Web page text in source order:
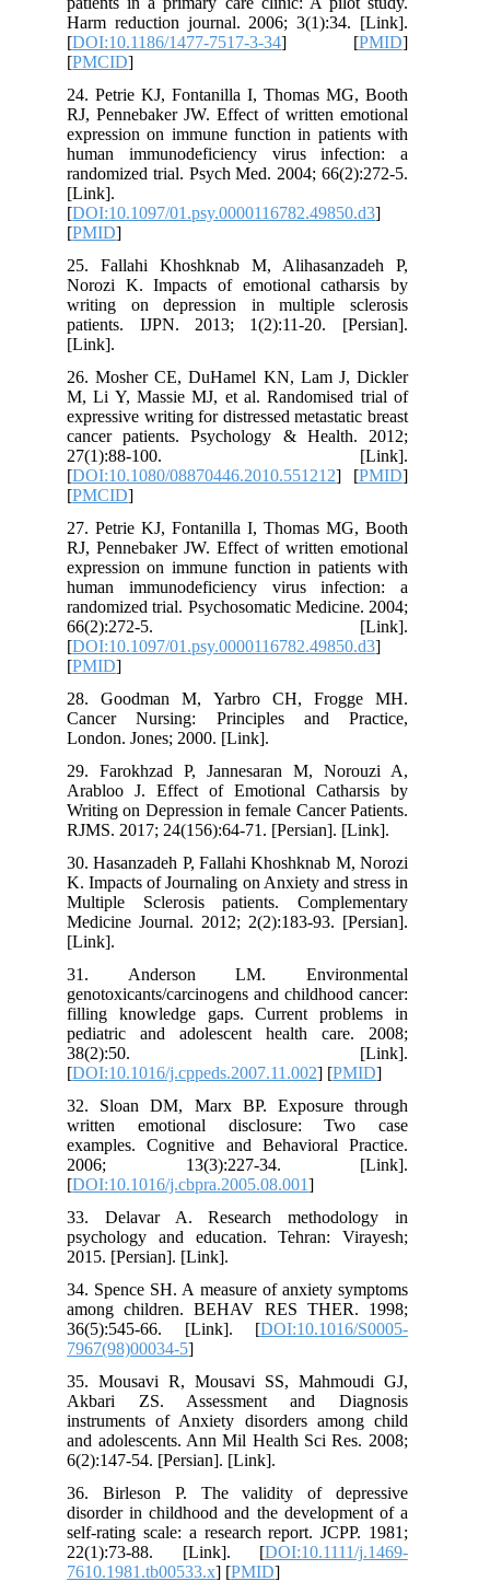
Harm reduction journal. 2006; 3(1):34. [Link].
[DOI:10.1186/1477-7517-3-34 ] [PMID
[PMCID
24. Petrie KJ, Fontanilla I, Thomas MG, Booth
RJ, Pennebaker JW. Effect of written emotional
expression on immune function in patients with
human immunodeficiency virus infection: a
randomized trial. Psych Med. 2004; 66(2):272-5.
[Link].
[DOI:10.1097/01.psy.0000116782.49850.d3
[PMID
25. Fallahi Khoshknab M, Alihasanzadeh P,
Norozi K. Impacts of emotional catharsis by
writing on depression in multiple sclerosis
patients. IJPN. 2013; 1(2):11-20. [Persian].
[Link].
26. Mosher CE, DuHamel KN, Lam J, Dickler
M, Li Y, Massie MJ, et al. Randomised trial of
expressive writing for distressed metastatic breast
cancer patients. Psychology & Health. 2012;
27(1):88-100. [Link].
[DOI:10.1080/08870446.2010.551212 ] [PMID
[PMCID
27. Petrie KJ, Fontanilla I, Thomas MG, Booth
RJ, Pennebaker JW. Effect of written emotional
expression on immune function in patients with
human immunodeficiency virus infection: a
randomized trial. Psychosomatic Medicine. 2004;
66(2):272-5. [Link].
[DOI:10.1097/01.psy.0000116782.49850.d3
[PMID
28. Goodman M, Yarbro CH, Frogge MH.
Cancer Nursing: Principles and Practice,
London. Jones; 2000. [Link].
29. Farokhzad P, Jannesaran M, Norouzi A,
Arabloo J. Effect of Emotional Catharsis by
Writing on Depression in female Cancer Patients.
RJMS. 2017; 24(156):64-71. [Persian]. [Link].
30. Hasanzadeh P, Fallahi Khoshknab M, Norozi
K. Impacts of Journaling on Anxiety and stress in
Multiple Sclerosis patients. Complementary
Medicine Journal. 2012; 2(2):183-93. [Persian].
[Link].
31. Anderson LM. Environmental
genotoxicants/carcinogens and childhood cancer:
filling knowledge gaps. Current problems in
pediatric and adolescent health care. 2008;
38(2):50. [Link].
[DOI:10.1016/j.cppeds.2007.11.002] [PMID
32. Sloan DM, Marx BP. Exposure through
written emotional disclosure: Two case
examples. Cognitive and Behavioral Practice.
2006; 13(3):227-34. [Link].
[DOI:10.1016/j.cbpra.2005.08.001
33. Delavar A. Research methodology in
psychology and education. Tehran: Virayesh;
2015. [Persian]. [Link].
34. Spence SH. A measure of anxiety symptoms
among children. BEHAV RES THER. 1998;
36(5):545-66. [Link]. [DOI:10.1016/S0005-
7967(98)00034-5
35. Mousavi R, Mousavi SS, Mahmoudi GJ,
Akbari ZS. Assessment and Diagnosis
instruments of Anxiety disorders among child
and adolescents. Ann Mil Health Sci Res. 2008;
6(2):147-54. [Persian]. [Link].
36. Birleson P. The validity of depressive
disorder in childhood and the development of a
self‐rating scale: a research report. JCPP. 1981;
22(1):73-88. [Link]. [DOI:10.1111/j.1469-
7610.1981.tb00533.x] [PMID